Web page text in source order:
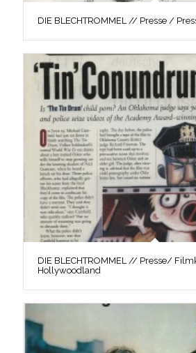
DIE BLECHTROMMEL // Presse /
DIE BLECHTROMMEL // Presse/
Hollywoodland